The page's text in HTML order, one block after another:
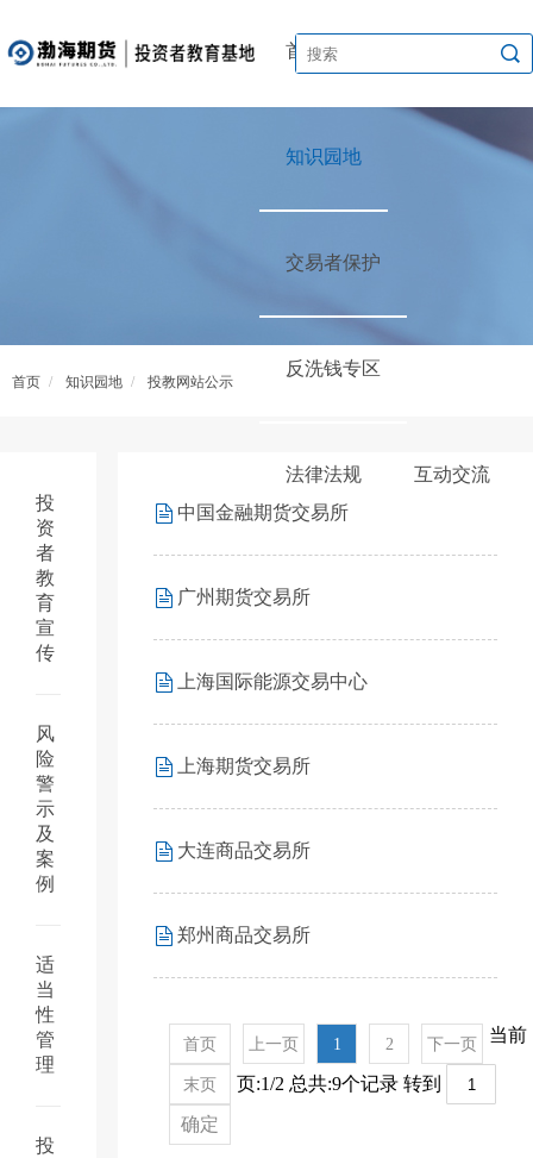
首页
知识园地
交易者保护
反洗钱专区
法律法规 互动交流
首页 / 知识园地 / 投教网站公示
中国金融期货交易所
广州期货交易所
上海国际能源交易中心
上海期货交易所
大连商品交易所
郑州商品交易所
首页 上一页 1 2 下一页
末页
当前
页:1/2 总共:9个记录 转到
确定
投
资
者
教
育
宣
传
风
险
警
示
及
案
例
适
当
性
管
理
投